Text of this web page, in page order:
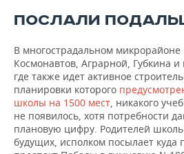
ПОСЛАЛИ
В многострадальном
Космонавтов, Аграрной, Губкина
где также идет активное
планировки которого
школы на 1500 мест, никакого
не появилось, хотя потребности
плановую цифру. Родителей
будущих, исполком посылает